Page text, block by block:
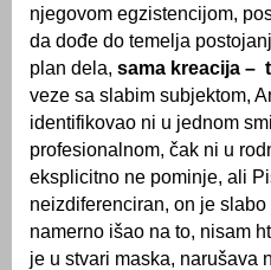
njegovom egzistencijom,
da dođe do temelja
plan dela, sama kreacija –
veze sa slabim subjektom,
identifikovao ni u jednom
profesionalnom, čak ni u
eksplicitno ne pominje, ali
neizdiferenciran, on je
namerno išao na to, nisam
je u stvari maska, narušava